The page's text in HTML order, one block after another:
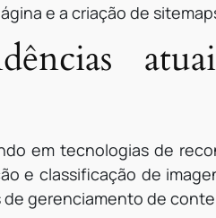
e a criação de
em tecnologias de
e classificação de
gerenciamento de